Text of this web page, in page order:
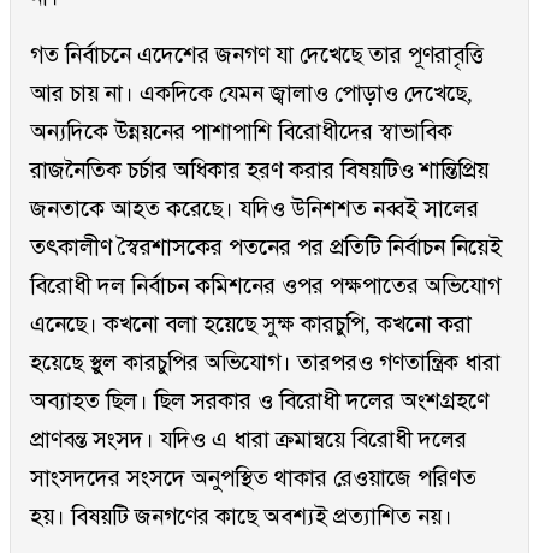
গত নির্বাচনে এদেশের জনগণ যা দেখেছে তার পূণরাবৃত্তি
আর চায় না। একদিকে যেমন জ্বালাও পোড়াও দেখেছে,
অন্যদিকে উন্নয়নের পাশাপাশি বিরোধীদের স্বাভাবিক
রাজনৈতিক চর্চার অধিকার হরণ করার বিষয়টিও শান্তিপ্রিয়
জনতাকে আহত করেছে। যদিও উনিশশত নব্বই সালের
তৎকালীণ স্বৈরশাসকের পতনের পর প্রতিটি নির্বাচন নিয়েই
বিরোধী দল নির্বাচন কমিশনের ওপর পক্ষপাতের অভিযোগ
এনেছে। কখনো বলা হয়েছে সুক্ষ কারচুপি, কখনো করা
হয়েছে স্থুল কারচুপির অভিযোগ। তারপরও গণতান্ত্রিক ধারা
অব্যাহত ছিল। ছিল সরকার ও বিরোধী দলের অংশগ্রহণে
প্রাণবন্ত সংসদ। যদিও এ ধারা ক্রমান্বয়ে বিরোধী দলের
সাংসদদের সংসদে অনুপস্থিত থাকার রেওয়াজে পরিণত
হয়। বিষয়টি জনগণের কাছে অবশ্যই প্রত্যাশিত নয়।